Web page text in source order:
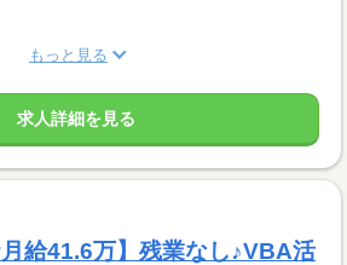
もっと見る
求人詳細を見る
給41.6万】残業なし♪VBA活